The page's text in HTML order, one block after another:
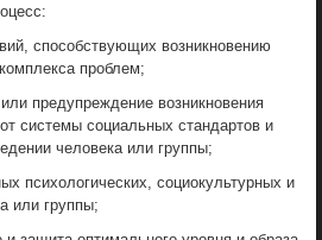
способствующих возникновению
проблем;
предупреждение возникновения
системы социальных стандартов и
человека или группы;
психологических, социокультурных и
или группы;